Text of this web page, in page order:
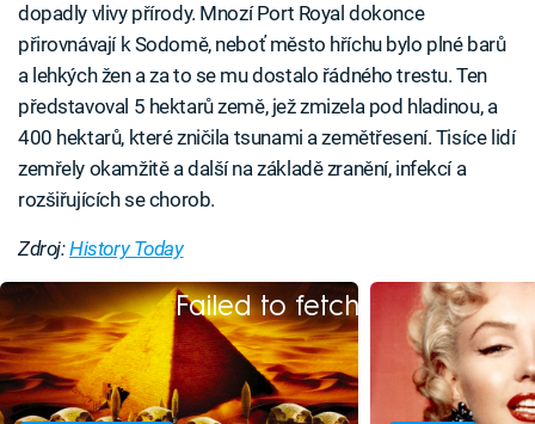
dopadly vlivy přírody. Mnozí Port Royal dokonce
přirovnávají k Sodomě, neboť město hříchu bylo plné barů
a lehkých žen a za to se mu dostalo řádného trestu. Ten
představoval 5 hektarů země, jež zmizela pod hladinou, a
400 hektarů, které zničila tsunami a zemětřesení. Tisíce lidí
zemřely okamžitě a další na základě zranění, infekcí a
rozšiřujících se chorob.
Zdroj:History Today
Failed to fetch